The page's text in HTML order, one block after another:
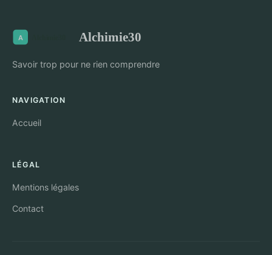
Alchimie30
Savoir trop pour ne rien comprendre
NAVIGATION
Accueil
LÉGAL
Mentions légales
Contact